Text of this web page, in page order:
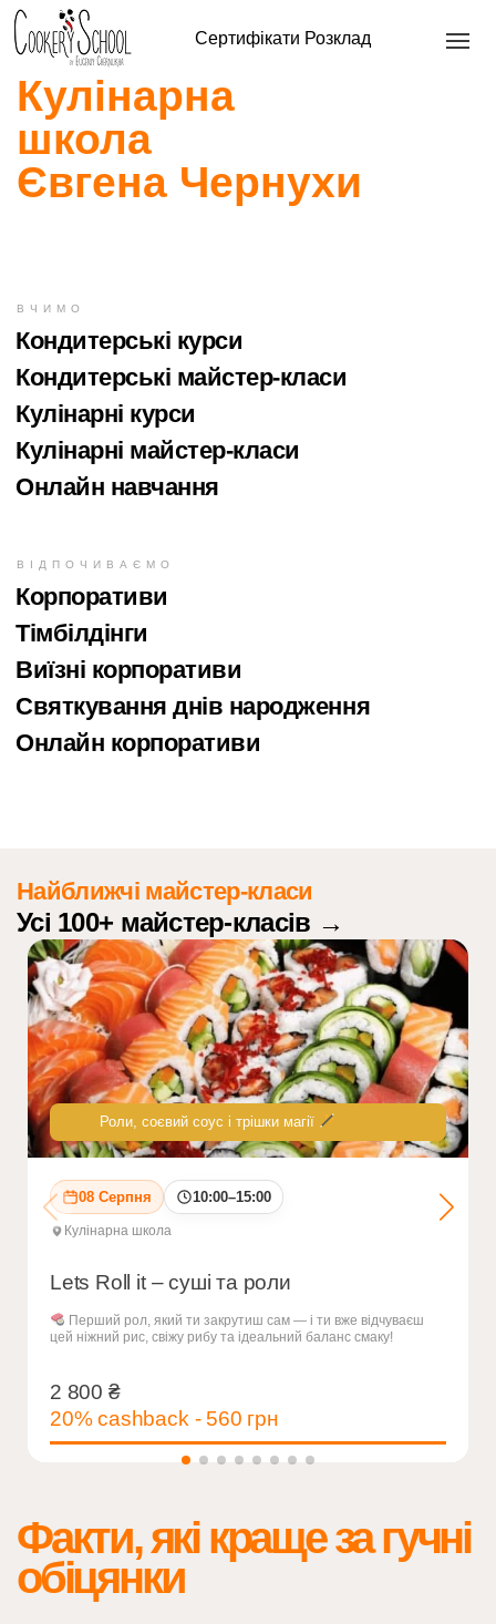
Сертифікати Розклад
Кулінарна
школа
Євгена Чернухи
ВЧИМО
Кондитерські курси
Кондитерські майстер-класи
Кулінарні курси
Кулінарні майстер-класи
Онлайн навчання
ВІДПОЧИВАЄМО
Корпоративи
Тімбілдінги
Виїзні корпоративи
Святкування днів народження
Онлайн корпоративи
Найближчі майстер-класи
Усі 100+ майстер-класів →
Роли, соєвий соус і трішки магії
08 Серпня 10:00–15:00
Кулінарна школа
Lets Roll it – суші та роли
Перший рол, який ти закрутиш сам — і ти вже відчуваєш
цей ніжний рис, свіжу рибу та ідеальний баланс смаку!
2 800 ₴
20% cashback - 560 грн
2 800 ₴
Факти, які краще за гучні
обіцянки